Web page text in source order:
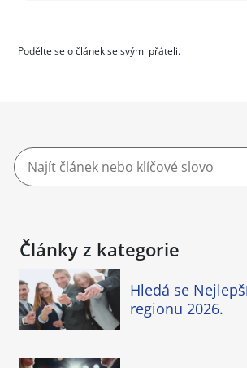
Podělte se o článek se svými přáteli.
Články z kategorie
Hledá se
regionu 2026.